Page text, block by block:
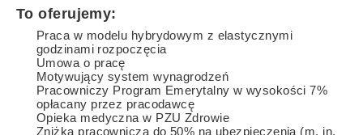
To oferujemy:
Praca w modelu hybrydowym z elastycznymi
godzinami rozpoczęcia
Umowa o pracę
Motywujący system wynagrodzeń
Pracowniczy Program Emerytalny w wysokości 7%
opłacany przez pracodawcę
Opieka medyczna w PZU Zdrowie
Zniżka pracownicza do 50% na ubezpieczenia (m. in.